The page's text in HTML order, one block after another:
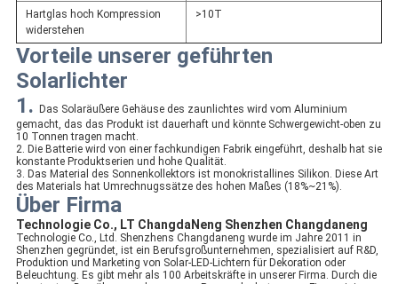
Hartglas hoch Kompression
widerstehen
>10T
Vorteile unserer geführten
Solarlichter
1.
Das Solaräußere Gehäuse des zaunlichtes wird vom Aluminium
gemacht, das das Produkt ist dauerhaft und könnte Schwergewicht-oben zu
10 Tonnen tragen macht.
2. Die Batterie wird von einer fachkundigen Fabrik eingeführt, deshalb hat sie
konstante Produktserien und hohe Qualität.
3. Das Material des Sonnenkollektors ist monokristallines Silikon. Diese Art
des Materials hat Umrechnugssätze des hohen Maßes (18%~21%).
Über Firma
Technologie Co., LT ChangdaNeng Shenzhen Changdaneng
Technologie Co., Ltd. Shenzhens Changdaneng wurde im Jahre 2011 in
Shenzhen gegründet, ist ein Berufsgroßunternehmen, spezialisiert auf R&D,
Produktion und Marketing von Solar-LED-Lichtern für Dekoration oder
Beleuchtung. Es gibt mehr als 100 Arbeitskräfte in unserer Firma. Durch die